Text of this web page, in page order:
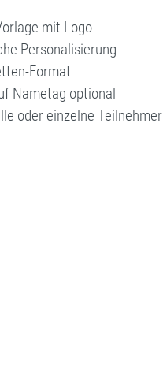
mit Logo
Personalisierung
Format
Nametag optional
oder einzelne Teilnehmer